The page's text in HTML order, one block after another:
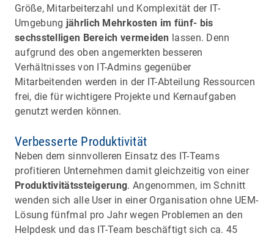
Größe, Mitarbeiterzahl und Komplexität der IT-
Umgebung jährlich Mehrkosten im fünf- bis
sechsstelligen Bereich vermeiden lassen. Denn
aufgrund des oben angemerkten besseren
Verhältnisses von IT-Admins gegenüber
Mitarbeitenden werden in der IT-Abteilung Ressourcen
frei, die für wichtigere Projekte und Kernaufgaben
genutzt werden können.
Verbesserte Produktivität
Neben dem sinnvolleren Einsatz des IT-Teams
profitieren Unternehmen damit gleichzeitig von einer
Produktivitätssteigerung. Angenommen, im Schnitt
wenden sich alle User in einer Organisation ohne UEM-
Lösung fünfmal pro Jahr wegen Problemen an den
Helpdesk und das IT-Team beschäftigt sich ca. 45